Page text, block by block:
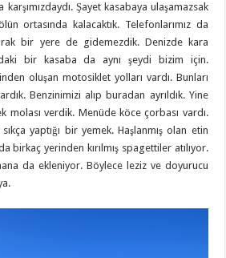
karşımızdaydı. Şayet kasabaya ulaşamazsak
ortasında kalacaktık. Telefonlarımız da
bir yere de gidemezdik. Denizde kara
bir kasaba da aynı şeydi bizim için.
oluşan motosiklet yolları vardı. Bunları
Benzinimizi alıp buradan ayrıldık. Yine
molası verdik. Menüde köce çorbası vardı.
yaptığı bir yemek. Haşlanmış olan etin
birkaç yerinden kırılmış spagettiler atılıyor.
da ekleniyor. Böylece leziz ve doyurucu